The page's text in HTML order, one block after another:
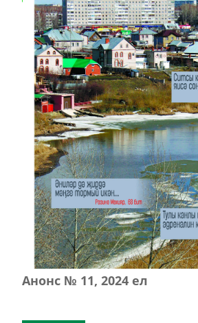
Анонс № 11, 2024 ел